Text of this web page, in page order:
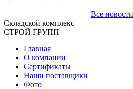
Все новости
Складской комплекс
СТРОЙ ГРУПП
Главная
О компании
Сертификаты
Наши поставщики
Фото